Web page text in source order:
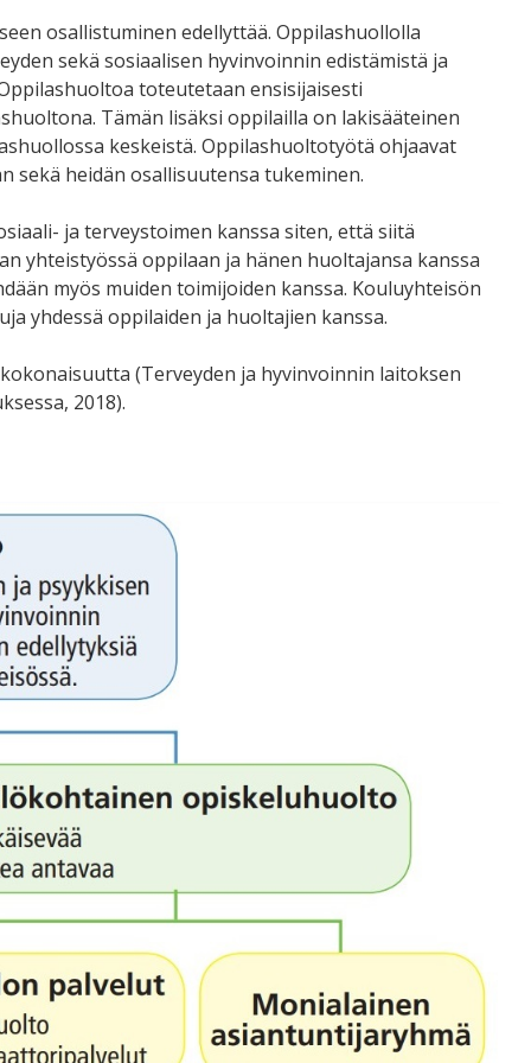
osallistuminen edellyttää. Oppilashuollolla
sekä sosiaalisen hyvinvoinnin edistämistä ja
toteutetaan ensisijaisesti
Tämän lisäksi oppilailla on lakisääteinen
keskeistä. Oppilashuoltotyötä ohjaavat
sekä heidän osallisuutensa tukeminen.
ja terveystoimen kanssa siten, että siitä
yhteistyössä oppilaan ja hänen huoltajansa kanssa
myös muiden toimijoiden kanssa. Kouluyhteisön
yhdessä oppilaiden ja huoltajien kanssa.
(Terveyden ja hyvinvoinnin laitoksen
2018).